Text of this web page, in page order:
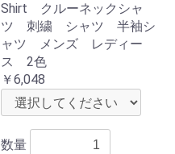
Shirt クルーネックシャ
ツ 刺繍 シャツ 半袖シ
ャツ メンズ レディー
ス 2色
￥6,048
数量